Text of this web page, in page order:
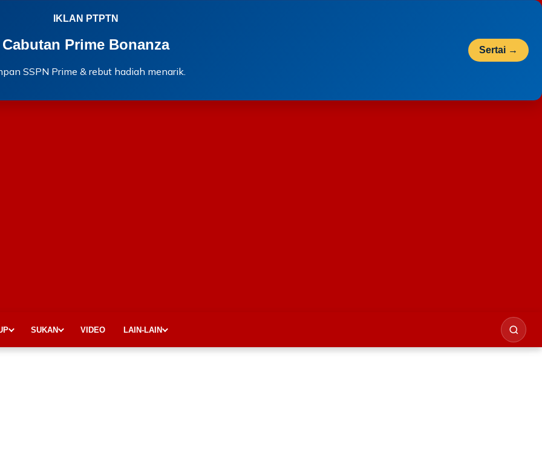
IKLAN PTPTN
Cabutan Prime Bonanza
SSPN Prime & rebut hadiah menarik.
Sertai →
SUKAN VIDEO LAIN-LAIN